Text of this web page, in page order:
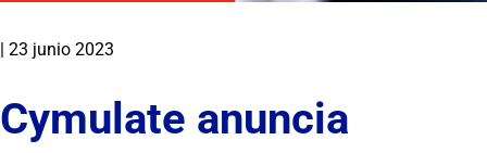
| 23 junio 2023
Cymulate anuncia